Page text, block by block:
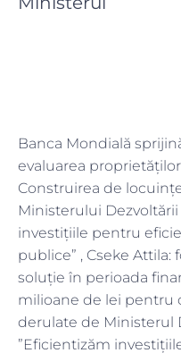
Banca Mondială
evaluarea
Construirea de
Ministerului Dezvoltării
investițiile pentru
publice” , Cseke
soluție în perioada
milioane de lei pentru
derulate de Ministerul
”Eficientizăm